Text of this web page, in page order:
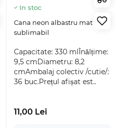
In stoc
Cana neon albastru mat
sublimabil
Capacitate: 330 mlÎnălțime:
9,5 cmDiametru: 8,2
cmAmbalaj colectiv /cutie/:
36 buc.Prețul afișat est..
11,00 Lei